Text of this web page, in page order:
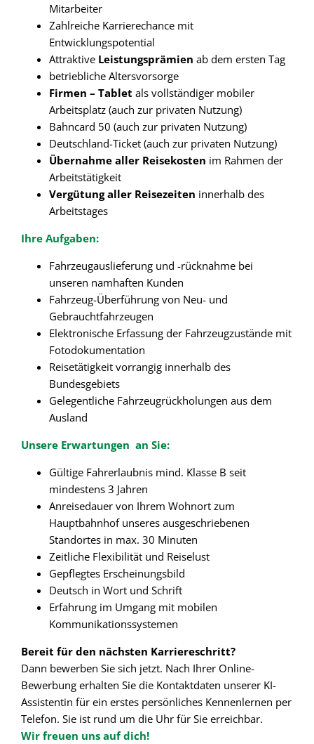
Mitarbeiter
Zahlreiche Karrierechance mit
Entwicklungspotential
Attraktive Leistungsprämien ab dem ersten Tag
betriebliche Altersvorsorge
Firmen – Tablet als vollständiger mobiler
Arbeitsplatz (auch zur privaten Nutzung)
Bahncard 50 (auch zur privaten Nutzung)
Deutschland-Ticket (auch zur privaten Nutzung)
Übernahme aller Reisekosten im Rahmen der
Arbeitstätigkeit
Vergütung aller Reisezeiten innerhalb des
Arbeitstages
Ihre Aufgaben:
Fahrzeugauslieferung und -rücknahme bei
unseren namhaften Kunden
Fahrzeug-Überführung von Neu- und
Gebrauchtfahrzeugen
Elektronische Erfassung der Fahrzeugzustände mit
Fotodokumentation
Reisetätigkeit vorrangig innerhalb des
Bundesgebiets
Gelegentliche Fahrzeugrückholungen aus dem
Ausland
Unsere Erwartungen an Sie:
Gültige Fahrerlaubnis mind. Klasse B seit
mindestens 3 Jahren
Anreisedauer von Ihrem Wohnort zum
Hauptbahnhof unseres ausgeschriebenen
Standortes in max. 30 Minuten
Zeitliche Flexibilität und Reiselust
Gepflegtes Erscheinungsbild
Deutsch in Wort und Schrift
Erfahrung im Umgang mit mobilen
Kommunikationssystemen
Bereit für den nächsten Karriereschritt?
Dann bewerben Sie sich jetzt. Nach Ihrer Online-
Bewerbung erhalten Sie die Kontaktdaten unserer KI-
Assistentin für ein erstes persönliches Kennenlernen per
Telefon. Sie ist rund um die Uhr für Sie erreichbar.
Wir freuen uns auf dich!